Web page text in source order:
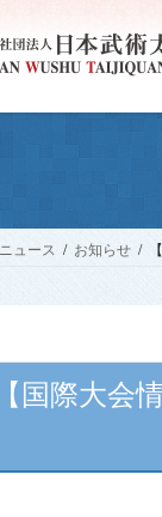
ニュース お知らせ
【国際大会